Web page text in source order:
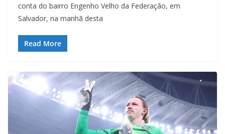
conta do bairro Engenho Velho da Federação, em
Salvador, na manhã desta
Read More